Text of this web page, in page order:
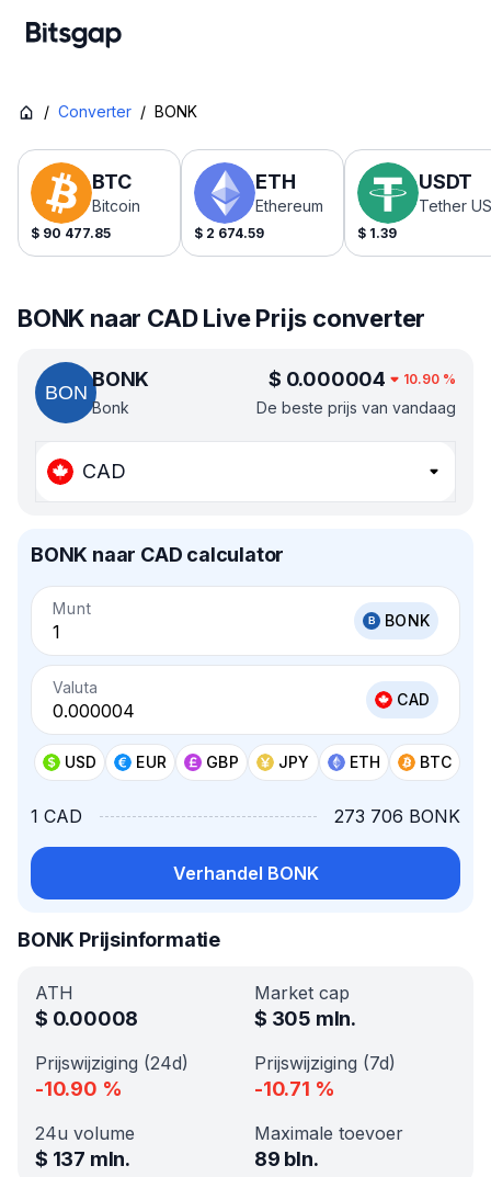
/ Converter / BONK
BTC
Bitcoin
$ 90 477.85
ETH
Ethereum
$ 2 674.59
USDT
Tether
$ 1.39
BONK naar CAD Live Prijs converter
BONK
Bonk
$ 0.000004 10.90 %
De beste prijs van vandaag
CAD
BONK naar CAD calculator
Munt
BONK
Valuta
CAD
USD EUR GBP JPY ETH BTC
1 CAD 273 706 BONK
Verhandel BONK
BONK Prijsinformatie
ATH
$ 0.00008
Market cap
$ 305 mln.
Prijswijziging (24d)
-10.90 %
Prijswijziging (7d)
-10.71 %
24u volume
$ 137 mln.
Maximale toevoer
89 bln.